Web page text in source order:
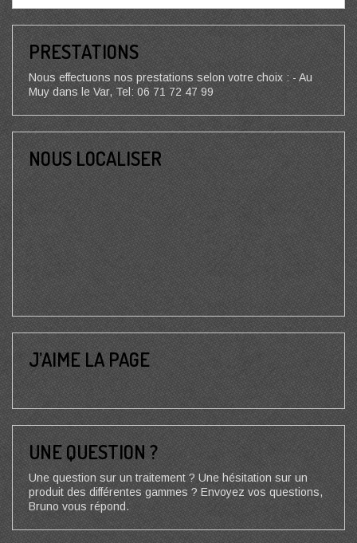
PRESTATIONS
Nous effectuons nos prestations selon votre choix : - Au
Muy dans le Var, Tel: 06 71 72 47 99
NOUS LOCALISER
J’AIME LA PAGE
UNE QUESTION ?
Une question sur un traitement ? Une hésitation sur un
produit des différentes gammes ? Envoyez vos questions,
Bruno vous répond.